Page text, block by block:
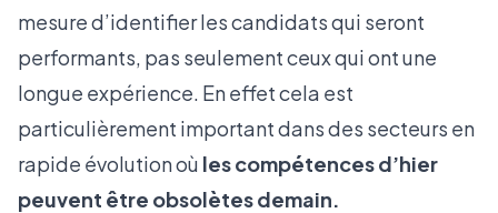
mesure d’identifier les candidats qui seront
performants, pas seulement ceux qui ont une
longue expérience. En effet cela est
particulièrement important dans des secteurs en
rapide évolution où les compétences d’hier
peuvent être obsolètes demain.